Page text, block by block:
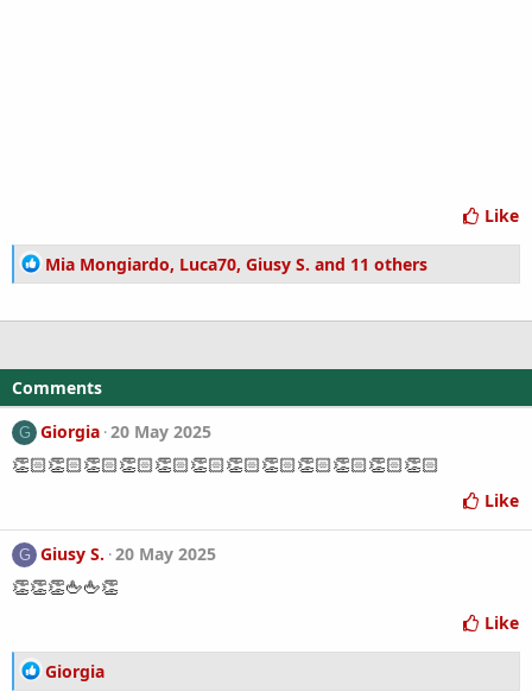
Like
R
e
i
o
n
s
:
Mia Mongiardo, Luca70, Giusy S. and 11 others
Comments
G Giorgia 20 May 2025
👏🏻👏🏻👏🏻👏🏻👏🏻👏🏻👏🏻👏🏻👏🏻👏🏻👏🏻👏🏻
Like
G Giusy S. 20 May 2025
👏👏👏🖕🖕👏
Like
R
Giorgia